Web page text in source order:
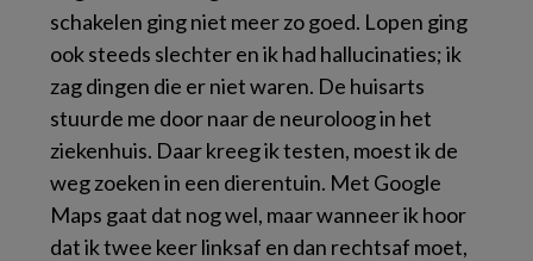
schakelen ging niet meer zo goed. Lopen ging
ook steeds slechter en ik had hallucinaties; ik
zag dingen die er niet waren. De huisarts
stuurde me door naar de neuroloog in het
ziekenhuis. Daar kreeg ik testen, moest ik de
weg zoeken in een dierentuin. Met Google
Maps gaat dat nog wel, maar wanneer ik hoor
dat ik twee keer linksaf en dan rechtsaf moet,